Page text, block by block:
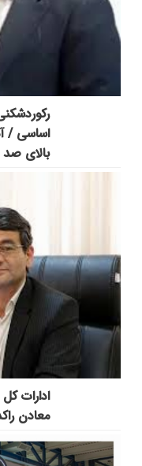
اساسی /
بالای
ادارات
معادن